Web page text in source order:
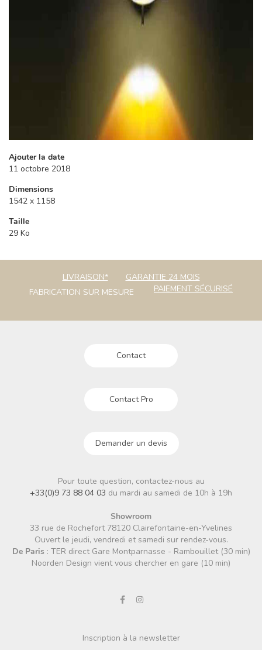
Ajouter la date
11 octobre 2018
Dimensions
1542 x 1158
Taille
29 Ko
LIVRAISON*
GARANTIE 24 MOIS
FABRICATION SUR MESURE
PAIEMENT SÉCURISÉ
Contact
Contact Pro
Demander un devis
Pour toute question, contactez-nous au
+33(0)9 73 88 04 03 du mardi au samedi de 10h à 19h
Showroom
33 rue de Rochefort 78120 Clairefontaine-en-Yvelines
Ouvert le jeudi, vendredi et samedi sur rendez-vous.
De Paris : TER direct Gare Montparnasse - Rambouillet (30 min)
Noorden Design vient vous chercher en gare (10 min)
Inscription à la newsletter